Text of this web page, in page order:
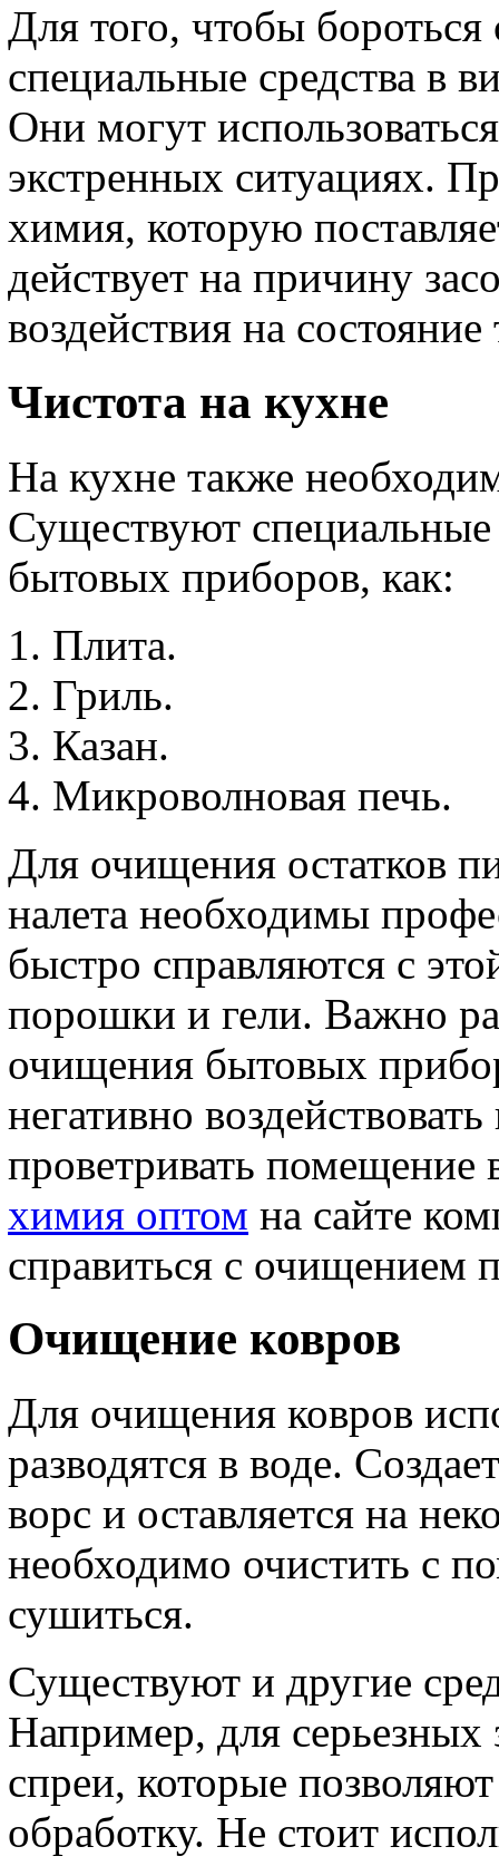
Для того, чтобы
специальные средства в
Они могут
экстренных ситуациях.
химия, которую
действует на причину
воздействия на
Чистота на кухне
На кухне также
Существуют специальные
бытовых приборов, как:
Плита.
Гриль.
Казан.
Микроволновая печь.
Для очищения остатков
налета необходимы
быстро справляются с
порошки и гели. Важно
очищения бытовых
негативно
проветривать
химия оптом на сайте
справиться с очищением
Очищение ковров
Для очищения ковров
разводятся в воде.
ворс и оставляется на
необходимо очистить с
сушиться.
Существуют и другие
Например, для серьезных
спреи, которые
обработку. Не стоит